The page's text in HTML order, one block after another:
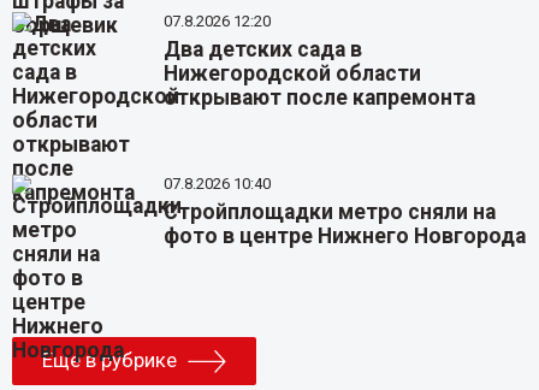
07.8.2026 12:20
Два детских сада в
Нижегородской области
открывают после капремонта
07.8.2026 10:40
Стройплощадки метро сняли на
фото в центре Нижнего Новгорода
Еще в рубрике